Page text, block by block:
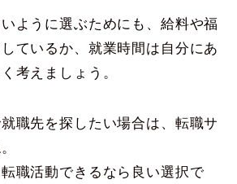
ように選ぶためにも、給料や福
ているか、就業時間は自分にあ
考えましょう。
職先を探したい場合は、転職サ
職活動できるなら良い選択で